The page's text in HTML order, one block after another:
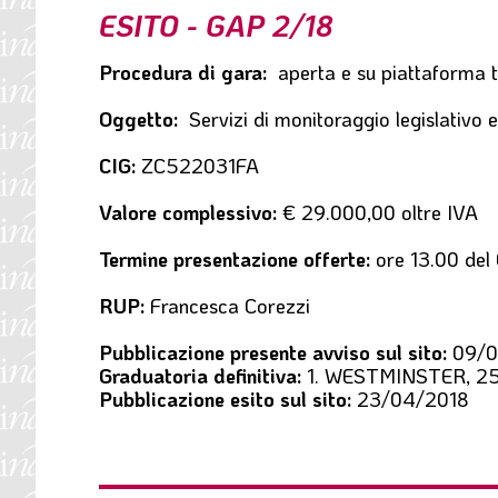
e
ESITO - GAP 2/18
Procedura di gara: aperta e su piattaforma
Oggetto: Servizi di monitoraggio legislativo
CIG: ZC522031FA
Valore complessivo: € 29.000,00 oltre IVA
Termine presentazione offerte: ore 13.00
RUP: Francesca Corezzi
Pubblicazione presente avviso sul sito: 09/
Graduatoria definitiva: 1. WESTMINSTER,
Pubblicazione esito sul sito: 23/04/2018